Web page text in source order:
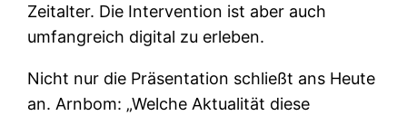
Zeitalter. Die Intervention ist aber auch
umfangreich digital zu erleben.
Nicht nur die Präsentation schließt ans Heute
an. Arnbom: „Welche Aktualität diese